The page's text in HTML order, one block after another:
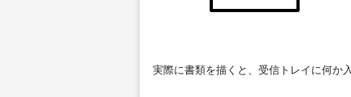
実際に書類を描くと、受信トレイに何か